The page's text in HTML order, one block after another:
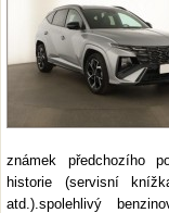
známek předchozího
historie (servisní
atd.).spolehlivý